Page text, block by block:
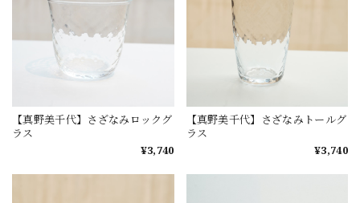
【真野美千代】さざなみロックグ
ラス
¥3,740
【真野美千代】さざなみトールグ
ラス
¥3,740